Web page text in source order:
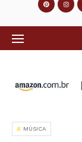
MÚSICA